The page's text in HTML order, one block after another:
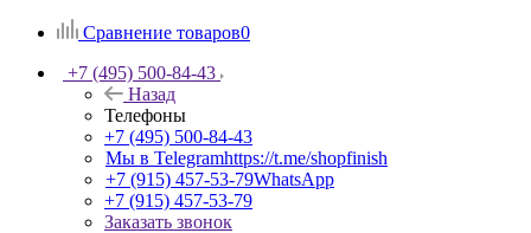
Сравнение товаров0
+7 (495) 500-84-43
Назад
Телефоны
+7 (495) 500-84-43
Мы в Telegramhttps://t.me/shopfinish
+7 (915) 457-53-79WhatsApp
+7 (915) 457-53-79
Заказать звонок